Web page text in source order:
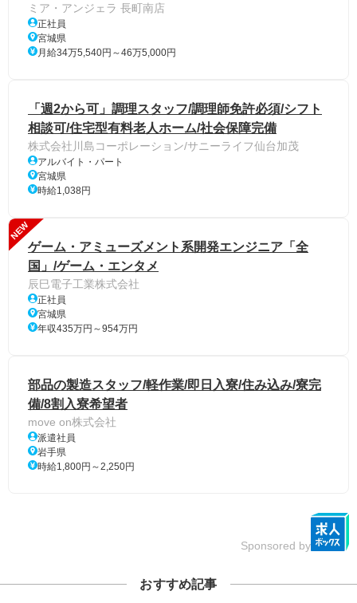
ミア・アンジェラ 長町南店
正社員
宮城県
月給34万5,540円～46万5,000円
「週2から可」調理スタッフ/調理師免許必須/シフト
相談可/住宅型有料老人ホーム/社会保障完備
株式会社川島コーポレーション/サニーライフ仙台加茂
アルバイト・パート
宮城県
時給1,038円
NEW
ゲーム・アミューズメント系開発エンジニア「全
国」/ゲーム・エンタメ
辰巳電子工業株式会社
正社員
宮城県
年収435万円～954万円
部品の製造スタッフ/軽作業/即日入寮/住み込み/寮完
備/8割入寮希望者
move on株式会社
派遣社員
岩手県
時給1,800円～2,250円
Sponsored by
おすすめ記事